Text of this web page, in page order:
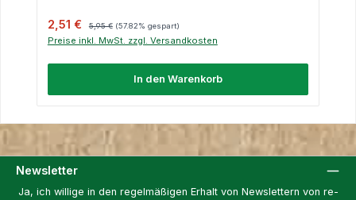
Verkaufspreis:
2,51 € 5,95 € (57.82% gespart)
Preise inkl. MwSt. zzgl. Versandkosten
In den Warenkorb
Newsletter
Ja, ich willige in den regelmäßigen Erhalt von Newslettern von re-